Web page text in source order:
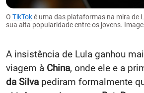
O TikToké uma das plataformas na mira de
sua alta popularidade entre os jovens.
A insistência de Lula ganhou
viagem à China, onde ele e a
da Silva pediram formalmente